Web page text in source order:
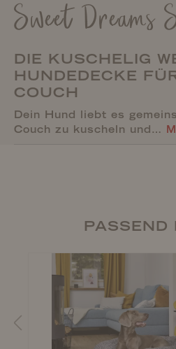
Sweet Dreams
DIE KUSCHELIG
HUNDEDECKE
COUCH
Dein Hund liebt es
Couch zu kuscheln und…
PASSEND